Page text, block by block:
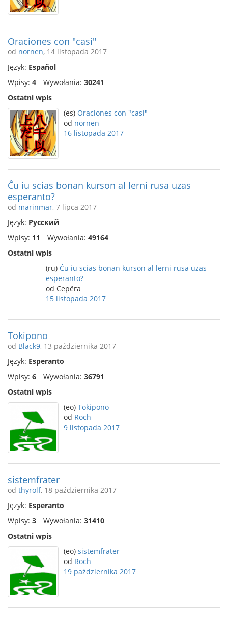
Oraciones con "casi"
od nornen, 14 listopada 2017
Język: Español
Wpisy: 4 Wywołania: 30241
Ostatni wpis
(es) Oraciones con "casi"
od nornen
16 listopada 2017
Ĉu iu scias bonan kurson al lerni rusa uzas
esperanto?
od marinmär, 7 lipca 2017
Język: Русский
Wpisy: 11 Wywołania: 49164
Ostatni wpis
(ru) Ĉu iu scias bonan kurson al lerni rusa uzas
esperanto?
od Серёга
15 listopada 2017
Tokipono
od Black9, 13 października 2017
Język: Esperanto
Wpisy: 6 Wywołania: 36791
Ostatni wpis
(eo) Tokipono
od Roch
9 listopada 2017
sistemfrater
od thyrolf, 18 października 2017
Język: Esperanto
Wpisy: 3 Wywołania: 31410
Ostatni wpis
(eo) sistemfrater
od Roch
19 października 2017